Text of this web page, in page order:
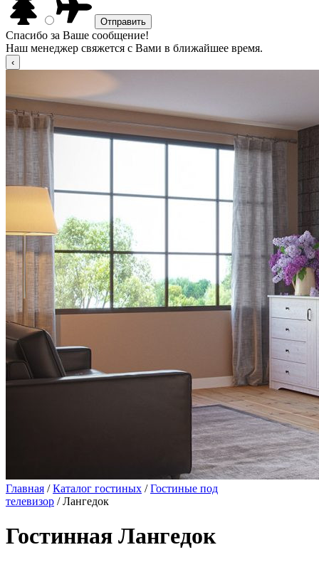
Спасибо за Ваше сообщение!
Наш менеджер свяжется с Вами в ближайшее время.
Главная /Каталог гостиных /Гостиные под
телевизор / Лангедок
Гостинная Лангедок